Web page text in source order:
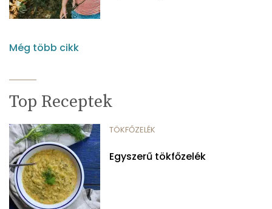
Még több cikk
Top Receptek
TÖKFŐZELÉK
Egyszerű tökfőzelék